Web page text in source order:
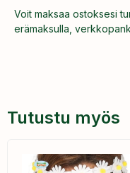
Voit maksaa ostoksesi
erämaksulla,
Tutustu myös